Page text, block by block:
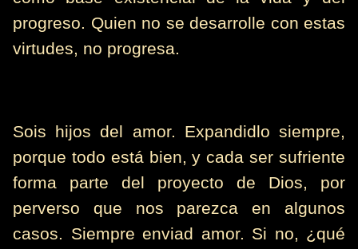
progreso. Quien no se desarrolle con estas
virtudes, no progresa.
Sois hijos del amor. Expandidlo siempre,
porque todo está bien, y cada ser sufriente
forma parte del proyecto de Dios, por
perverso que nos parezca en algunos
casos. Siempre enviad amor. Si no, ¿qué